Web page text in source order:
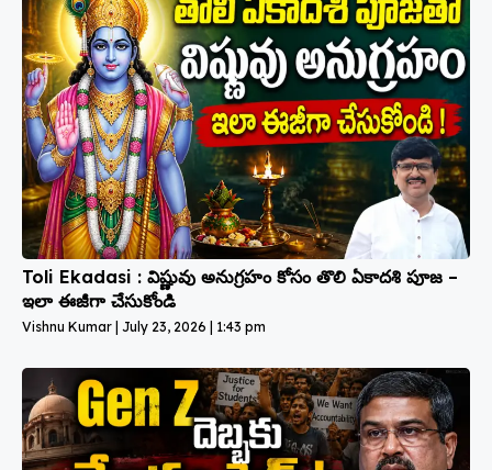
Toli Ekadasi : విష్ణువు అనుగ్రహం కోసం తొలి ఏకాదశి పూజ –
ఇలా ఈజీగా చేసుకోండి
Vishnu Kumar July 23, 2026 1:43 pm